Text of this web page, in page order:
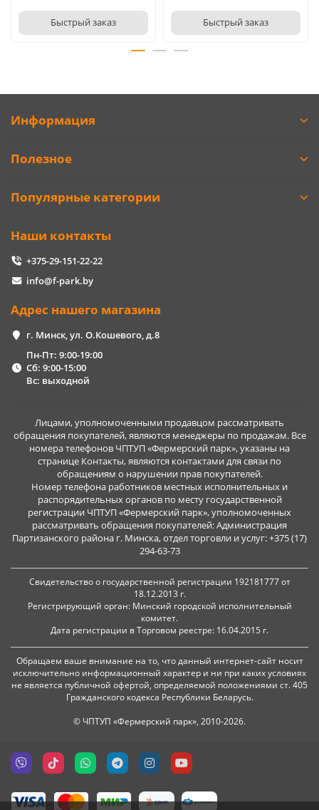
Быстрый заказ Быстрый заказ
Информация
Полезное
Популярные категории
Наши контакты
+375-29-151-22-22
info@f-park.by
Адрес нашего магазина
г. Минск, ул. О.Кошевого, д.8
Пн-Пт: 9:00-19:00
Сб: 9:00-15:00
Вс: выходной
Лицами, уполномоченными продавцом рассматривать
обращения покупателей, являются менеджеры по продажам. Все
номера телефонов ЧПТУП «Фермерский парк», указаны на
странице Контакты, являются контактами для связи по
обращениям о нарушении прав покупателей.
Номер телефона работников местных исполнительных и
распорядительных органов по месту государственной
регистрации ЧПТУП «Фермерский парк», уполномоченных
рассматривать обращения покупателей: Администрация
Партизанского района г. Минска, отдел торговли и услуг: +375 (17)
294-63-73
Свидетельство о государственной регистрации 192181777 от
18.12.2013 г.
Регистрирующий орган: Минский городской исполнительный
комитет.
Дата регистрации в Торговом реестре: 16.04.2015 г.
Обращаем ваше внимание на то, что данный интернет-сайт носит
исключительно информационный характер и ни при каких условиях
не является публичной офертой, определяемой положениями ст. 405
Гражданского кодекса Республики Беларусь.
© ЧПТУП «Фермерский парк», 2010-2026.